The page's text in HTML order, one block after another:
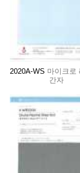
2020A-WS 마이크로
간자